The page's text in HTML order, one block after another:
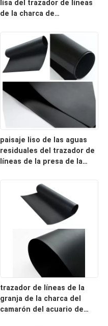
lisa del trazador de líneas
de la charca de
para la explotación minera
paisaje liso de las aguas
residuales del trazador de
líneas de la presa de la
HDPE de 2m m
trazador de líneas de la
granja de la charca del
camarón del acuario de